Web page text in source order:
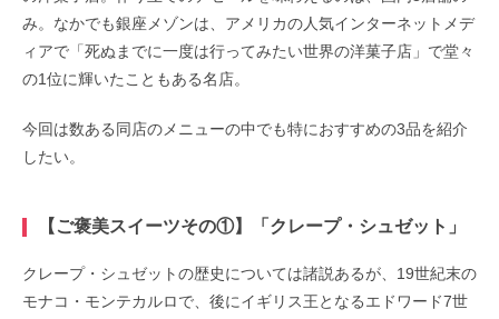
み。なかでも銀座メゾンは、アメリカの人気インターネットメデ
ィアで「死ぬまでに一度は行ってみたい世界の洋菓子店」で堂々
の1位に輝いたこともある名店。
今回は数ある同店のメニューの中でも特におすすめの3品を紹介
したい。
【ご褒美スイーツその①】「クレープ・シュゼット」
クレープ・シュゼットの歴史については諸説あるが、19世紀末の
モナコ・モンテカルロで、後にイギリス王となるエドワード7世